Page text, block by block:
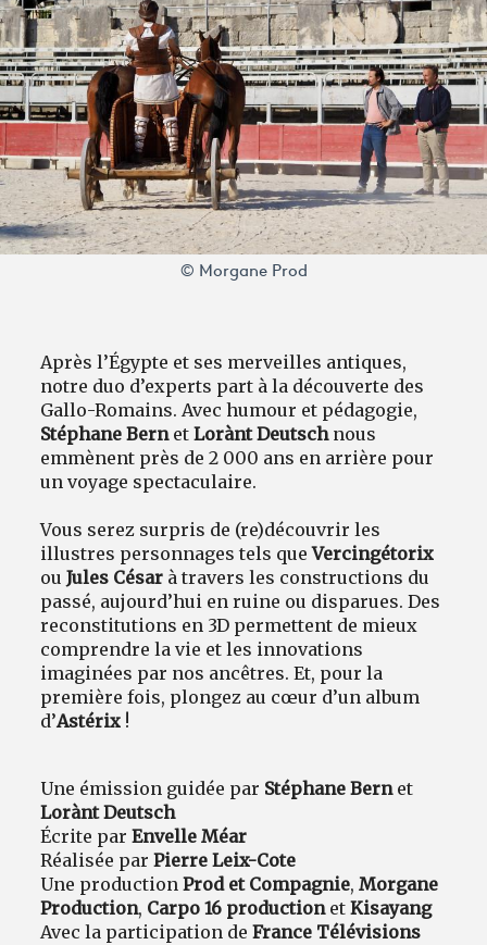
© Morgane Prod
Après l’Égypte et ses merveilles antiques,
notre duo d’experts part à la découverte des
Gallo-Romains. Avec humour et pédagogie,
Stéphane BernetLorànt Deutschnous
emmènent près de 2 000 ans en arrière pour
un voyage spectaculaire.
Vous serez surpris de (re)découvrir les
illustres personnages tels queVercingétorix
ouJules César à travers les constructions du
passé, aujourd’hui en ruine ou disparues. Des
reconstitutions en 3D permettent de mieux
comprendre la vie et les innovations
imaginées par nos ancêtres. Et, pour la
première fois, plongez au cœur d’un album
d’Astérix !
Une émission guidée par Stéphane Bern et
Lorànt Deutsch
Écrite parEnvelle Méar
Réalisée parPierre Leix-Cote
Une productionProd et Compagnie,Morgane
Production, Carpo 16 productionetKisayang
Avec la participation deFrance Télévisions